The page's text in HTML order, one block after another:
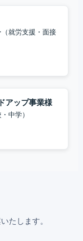
就労支援・面接
アップ事業様
中学）
たします。